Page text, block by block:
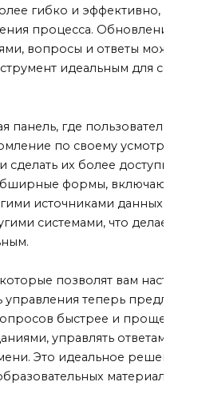
гибко и эффективно,
процесса. Обновления
вопросы и ответы можно
идеальным для
где пользователи
по своему усмотрению.
их более доступными
формы, включающие
источниками данных.
системами, что делает
позволят вам
теперь
быстрее и проще. Вы
управлять ответами и
Это идеальное решение
материалов.